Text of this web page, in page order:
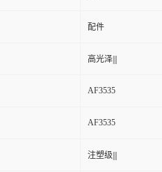
配件
高光泽|||
AF3535
AF3535
注塑级|||